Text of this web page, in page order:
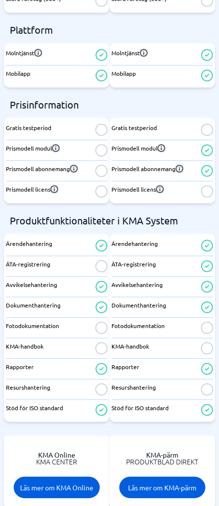
Plattform
Molntjänst
Mobilapp
Molntjänst
Mobilapp
Prisinformation
Gratis testperiod
Prismodell modul
Prismodell abonnemang
Prismodell licens
Gratis testperiod
Prismodell modul
Prismodell abonnemang
Prismodell licens
Produktfunktionaliteter i KMA System
Ärendehantering
ÄTA-registrering
Avvikelsehantering
Dokumenthantering
Fotodokumentation
KMA-handbok
Rapporter
Resurshantering
Stöd för ISO standard
Ärendehantering
ÄTA-registrering
Avvikelsehantering
Dokumenthantering
Fotodokumentation
KMA-handbok
Rapporter
Resurshantering
Stöd för ISO standard
KMA Online
KMA CENTER
Läs mer om KMA Online
KMA-pärm
PRODUKTBLAD DIREKT
Läs mer om KMA-pärm